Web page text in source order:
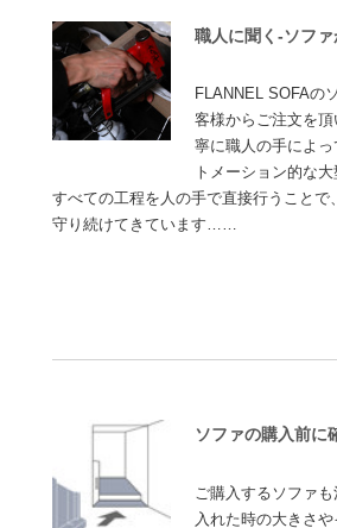
職人に聞く-ソフ
FLANNEL SOFAの
客様からご注文を
寧に職人の手によ
トメーション的な
すべての工程を人の手で直接行うことで
守り続けてきています……
ソファの購入前に
ご購入するソファ
入れた時の大きさ